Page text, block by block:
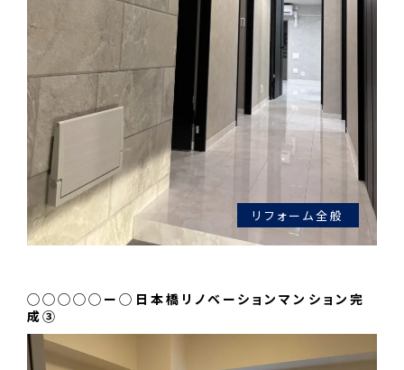
リフォーム全般
◯◯◯◯◯ー◯日本橋リノベーションマンション完
成③